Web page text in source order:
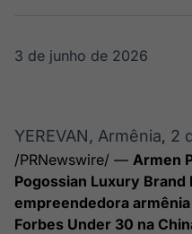
Soluções de
Tecnologia
3 de junho de 2026
YEREVAN, Armênia, 2
/PRNewswire/ — Armen
Pogossian Luxury
empreendedora
Forbes Under 30 na